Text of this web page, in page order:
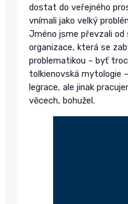
dostat do veřejného
vnímali jako velký
Jméno jsme převzali
organizace, která se
problematikou – byť
tolkienovská mytologie
legrace, ale jinak
věcech, bohužel.